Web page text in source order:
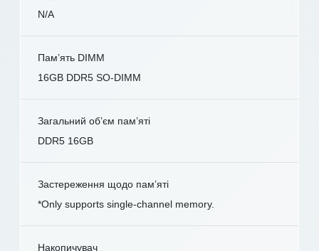
N/A
Пам’ять DIMM
16GB DDR5 SO-DIMM
Загальний об’єм пам’яті
DDR5 16GB
Застереження щодо пам’яті
*Only supports single-channel memory.
Накопичувач